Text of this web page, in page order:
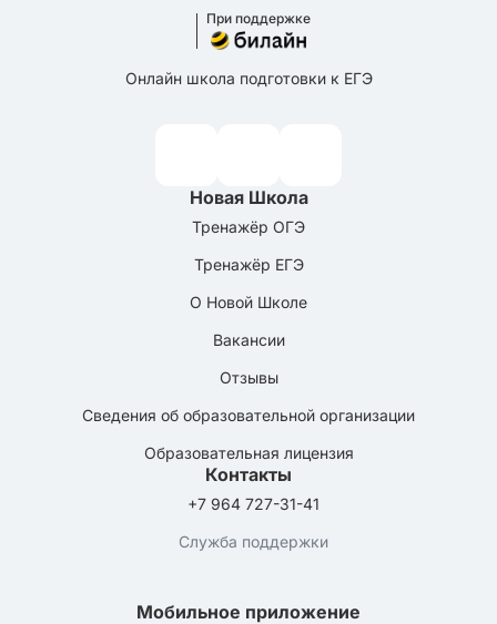
При поддержке
Онлайн школа подготовки к ЕГЭ
Новая Школа
Тренажёр ОГЭ
Тренажёр ЕГЭ
О Новой Школе
Вакансии
Отзывы
Сведения об образовательной организации
Образовательная лицензия
Контакты
+7 964 727-31-41
Служба поддержки
Мобильное приложение